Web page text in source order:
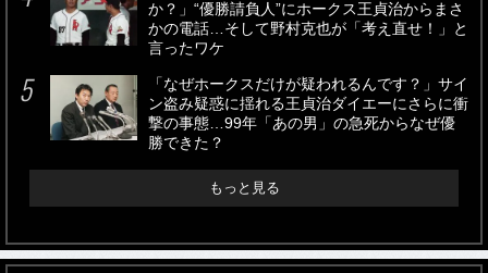
か？」“優勝請負人”にホークス王貞治からまさ
かの電話…そして野村克也が「考え直せ！」と
言ったワケ
「なぜホークスだけが疑われるんです？」サイ
ン盗み疑惑に揺れる王貞治ダイエーにさらに衝
撃の事態…99年「あの男」の急死からなぜ優
勝できた？
もっと見る